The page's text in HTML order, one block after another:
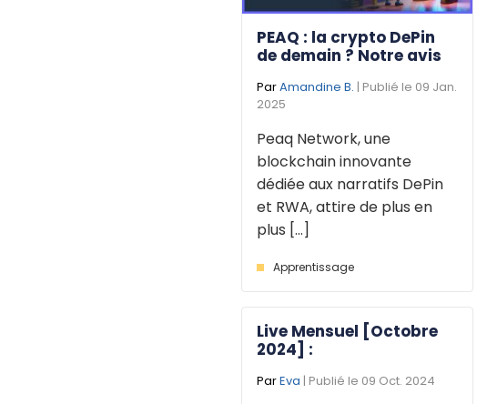
PEAQ : la crypto DePin
de demain ? Notre avis
ParAmandine B. | Publié le 09 Jan.
2025
Peaq Network, une
blockchain innovante
dédiée aux narratifs DePin
et RWA, attire de plus en
plus [...]
Apprentissage
Live Mensuel [Octobre
2024] :
ParEva | Publié le 09 Oct. 2024